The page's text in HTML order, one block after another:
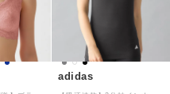
adidas